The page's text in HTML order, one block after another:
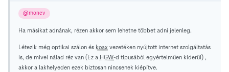
@monev
Ha másikat adnának, rézen akkor sem lehetne többet adni jelenleg.
Létezik még optikai szálon és koax vezetéken nyújtott internet szolgáltatás
is, de mivel nálad réz van (Ez a HGW-d típusából egyértelműen kiderül) ,
akkor a lakhelyeden ezek biztosan nincsenek kiépítve.